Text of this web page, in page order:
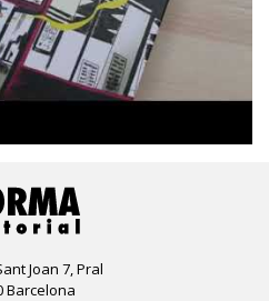
Joan 7, Pral
Barcelona